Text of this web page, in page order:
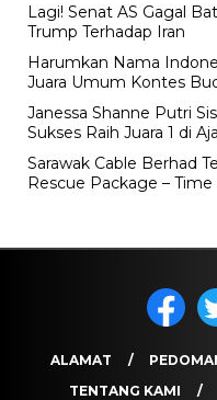
Lagi! Senat AS Gagal
Trump Terhadap Iran
Harumkan Nama
Juara Umum Kontes
Janessa Shanne Putri
Sukses Raih Juara 1 di
Sarawak Cable Berhad
Rescue Package –
ALAMAT
TENTANG KAMI